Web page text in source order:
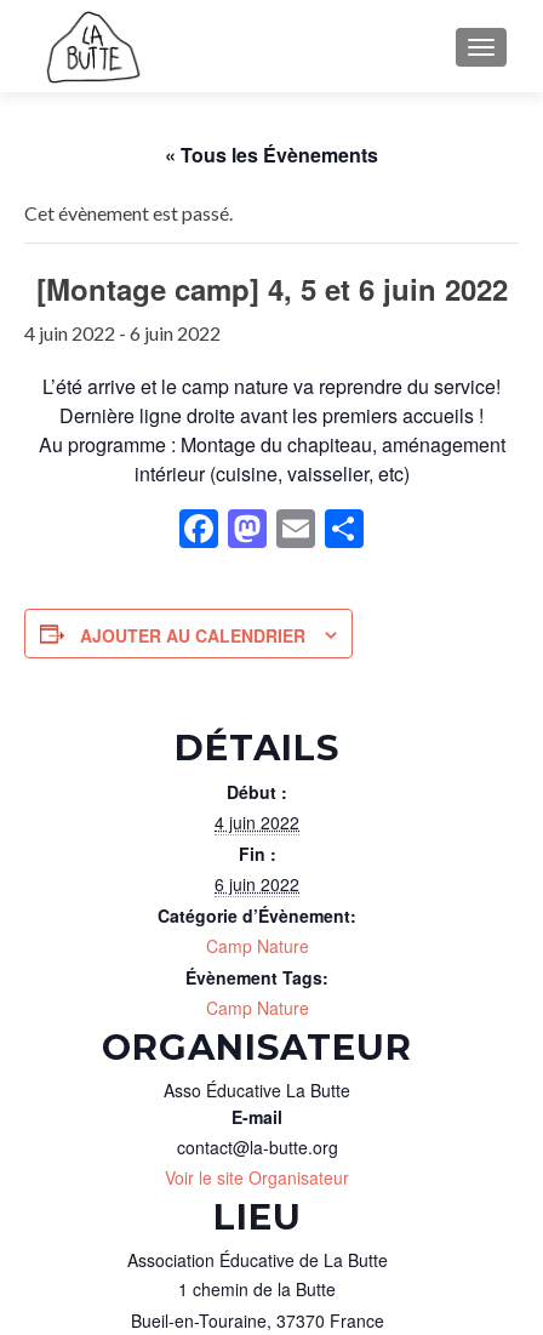
« Tous les Évènements
Cet évènement est passé.
[Montage camp] 4, 5 et 6 juin 2022
4 juin 2022 - 6 juin 2022
L’été arrive et le camp nature va reprendre du service!
Dernière ligne droite avant les premiers accueils !
Au programme : Montage du chapiteau, aménagement
intérieur (cuisine, vaisselier, etc)
Facebook
Mastodon
Email
AJOUTER AU CALENDRIER
DÉTAILS
Début :
4 juin 2022
Fin :
6 juin 2022
Catégorie d’Évènement:
Camp Nature
Évènement Tags:
Camp Nature
LIEU
Association Éducative de La Butte
1 chemin de la Butte
Bueil-en-Touraine, 37370 France
ORGANISATEUR
Asso Éducative La Butte
E-mail
contact@la-butte.org
Voir le site Organisateur